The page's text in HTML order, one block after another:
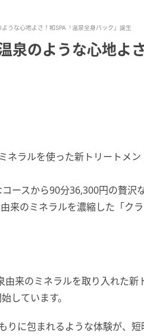
うな心地よさ！和SPA「温泉全身パック」誕生
泉のような心地よ
ネラルを使った新トリートメ
ースから90分36,300円の贅沢
来のミネラルを濃縮した「ク
由来のミネラルを取り入れた
しています。
りに包まれるような体験が、短